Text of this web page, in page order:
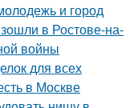
и город
в Ростове-на-
войны
для всех
в Москве